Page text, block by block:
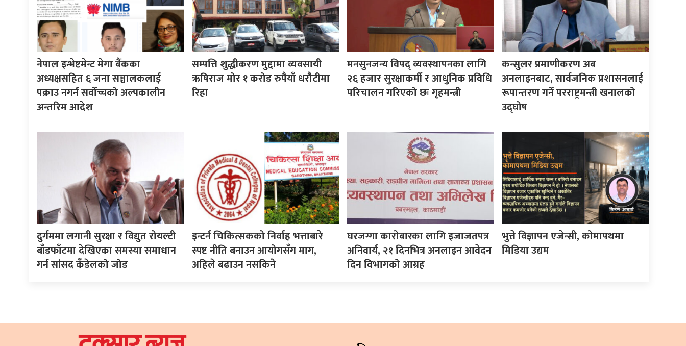
नेपाल इन्भेष्टमेन्ट मेगा बैंकका
अध्यक्षसहित ६ जना सञ्चालकलाई
पक्राउ नगर्न सर्वोच्चको अल्पकालीन
अन्तरिम आदेश
सम्पत्ति शुद्धीकरण मुद्दामा व्यवसायी
ऋषिराज मोर १ करोड रुपैयाँ धरौटीमा
रिहा
मनसुनजन्य विपद् व्यवस्थापनका लागि
२६ हजार सुरक्षाकर्मी र आधुनिक प्रविधि
परिचालन गरिएको छः गृहमन्त्री
कन्सुलर प्रमाणीकरण अब
अनलाइनबाट, सार्वजनिक प्रशासनलाई
रूपान्तरण गर्ने परराष्ट्रमन्त्री खनालको
उद्घोष
दुर्गममा लगानी सुरक्षा र विद्युत रोयल्टी
बाँडफाँटमा देखिएका समस्या समाधान
गर्न सांसद कँडेलको जोड
इन्टर्न चिकित्सकको निर्वाह भत्ताबारे
स्पष्ट नीति बनाउन आयोगसँग माग,
अहिले बढाउन नसकिने
घरजग्गा कारोबारका लागि इजाजतपत्र
अनिवार्य, २१ दिनभित्र अनलाइन आवेदन
दिन विभागको आग्रह
भुत्ते विज्ञापन एजेन्सी, कोमापथमा
मिडिया उद्यम